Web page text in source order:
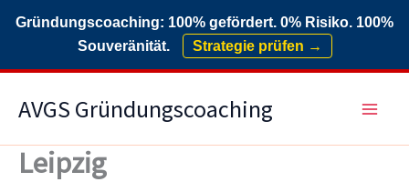
Gründungscoaching: 100% gefördert. 0% Risiko. 100%
Souveränität.
Strategie prüfen →
InhaltAVGS Gründungscoaching
Leipzig